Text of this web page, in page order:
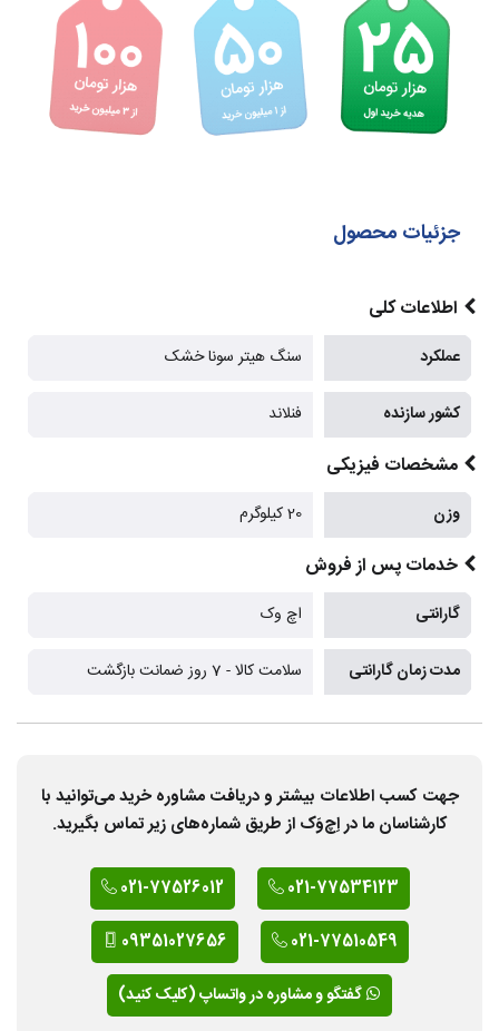
جزئیات محصول
اطلاعات کلی
عملکرد سنگ هیتر سونا خشک
کشور سازنده فنلاند
مشخصات فیزیکی
وزن 20 کیلوگرم
خدمات پس از فروش
گارانتی اچ وک
مدت زمان گارانتی سلامت کالا - 7 روز ضمانت بازگشت
جهت کسب اطلاعات بیشتر و دریافت مشاوره خرید می‌توانید با
کارشناسان ما در اِچ‌وَک از طریق شماره‌های زیر تماس بگیرید.
021-77534123
021-77526012
021-77510549
09351027656
گفتگو و مشاوره در واتساپ (کلیک کنید)